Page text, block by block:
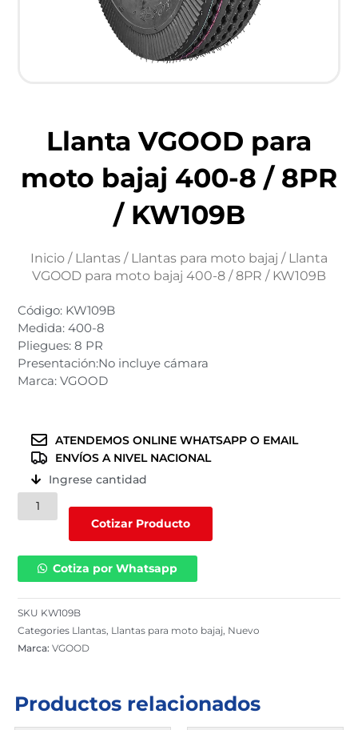
Llanta VGOOD para
moto bajaj 400-8 / 8PR
/ KW109B
Inicio / Llantas / Llantas para moto bajaj / Llanta
VGOOD para moto bajaj 400-8 / 8PR / KW109B
Código: KW109B
Medida: 400-8
Pliegues: 8 PR
Presentación:No incluye cámara
Marca: VGOOD
ATENDEMOS ONLINE WHATSAPP O EMAIL
ENVÍOS A NIVEL NACIONAL
Ingrese cantidad
Llanta
VGOOD
moto
bajaj
cantidad
Cotizar Producto
Cotiza por Whatsapp
SKU KW109B
Categories Llantas Llantas para moto bajaj Nuevo
Marca:VGOOD
Productos relacionados